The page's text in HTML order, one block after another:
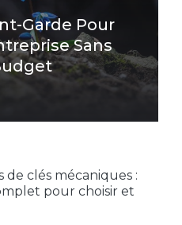
Garde Pour
Sans
de clés mécaniques :
pour choisir et